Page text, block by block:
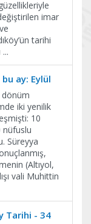
imar
tarihi
...
ay: Eylül
dönüm
iki yenilik
10
nüfuslu
Süreyya
(Altıyol,
vali Muhittin
Tarihi - 34